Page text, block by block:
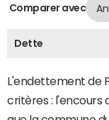
Comparer avec
Dette
L'endettement de
critères : l'encours